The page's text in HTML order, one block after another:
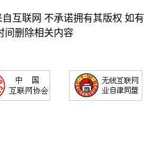
互联网 不承诺拥有其版权 如有
间删除相关内容